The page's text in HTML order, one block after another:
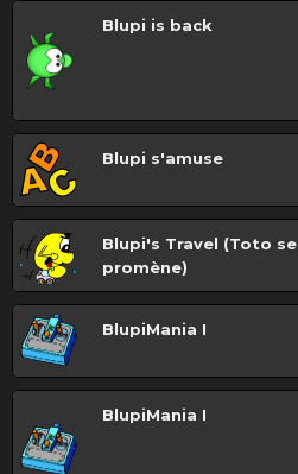
Blupi is back
Blupi s'amuse
Blupi's Travel (Toto se
promène)
BlupiMania I
BlupiMania I